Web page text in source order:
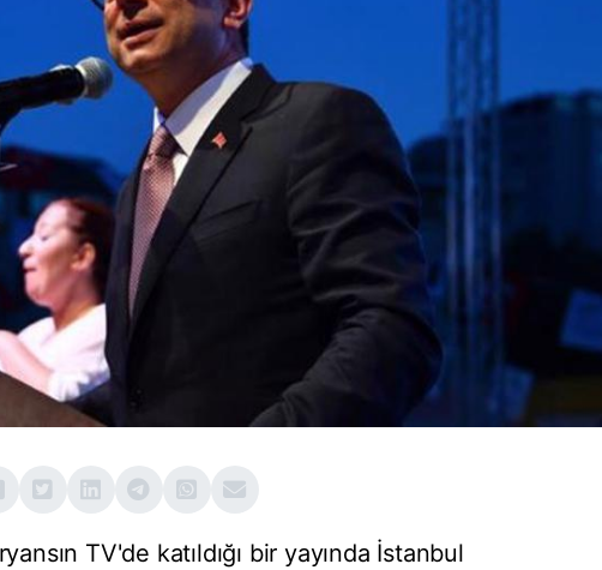
TV'de katıldığı bir yayında İstanbul